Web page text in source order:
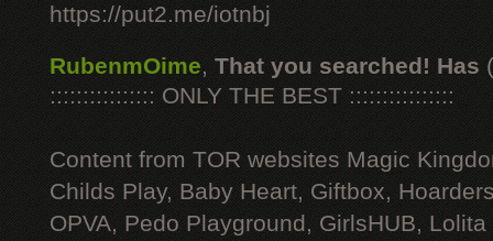
https://put2.me/iotnbj
RubenmOime, That you searched! Has
:::::::::::::::: ONLY THE BEST ::::::::::::::::
Content from TOR websites Magic
Childs Play, Baby Heart, Giftbox,
OPVA, Pedo Playground, GirlsHUB, Lolita